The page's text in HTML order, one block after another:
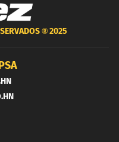
®2025